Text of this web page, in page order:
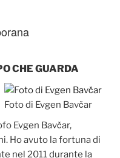
CHE GUARDA
Foto di Evgen Bavčar
Evgen Bavčar,
Ho avuto la fortuna di
nel 2011 durante la